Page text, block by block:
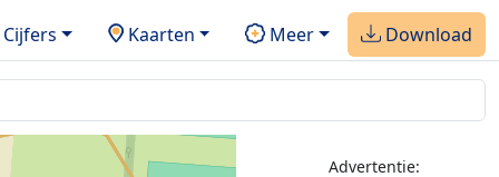
Cijfers Kaarten Meer Download
Advertentie: